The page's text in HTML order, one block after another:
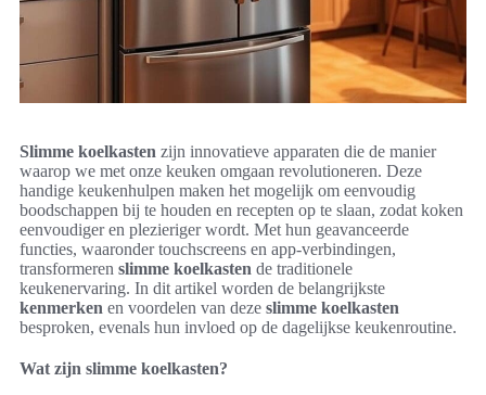
Slimme koelkasten zijn innovatieve apparaten die de manier
waarop we met onze keuken omgaan revolutioneren. Deze
handige keukenhulpen maken het mogelijk om eenvoudig
boodschappen bij te houden en recepten op te slaan, zodat koken
eenvoudiger en plezieriger wordt. Met hun geavanceerde
functies, waaronder touchscreens en app-verbindingen,
transformeren slimme koelkasten de traditionele
keukenervaring. In dit artikel worden de belangrijkste
kenmerken en voordelen van deze slimme koelkasten
besproken, evenals hun invloed op de dagelijkse keukenroutine.
Wat zijn slimme koelkasten?